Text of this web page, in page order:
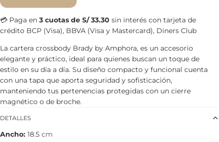
💳 Paga en 3 cuotas de S/ 33.30 sin interés con tarjeta de
crédito BCP (Visa), BBVA (Visa y Mastercard), Diners Club
La cartera crossbody Brady by Amphora, es un accesorio
elegante y práctico, ideal para quienes buscan un toque de
estilo en su día a día. Su diseño compacto y funcional cuenta
con una tapa que aporta seguridad y sofisticación,
manteniendo tus pertenencias protegidas con un cierre
magnético o de broche.
DETALLES
Ancho 18.5 cm